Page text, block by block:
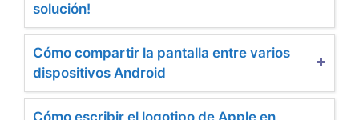
solución!
Cómo compartir la pantalla entre varios
dispositivos Android